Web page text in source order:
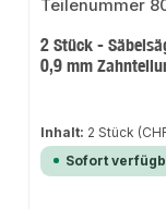
2 Stück -
0,9 mm
Inhalt: 2 Stück
Sofort